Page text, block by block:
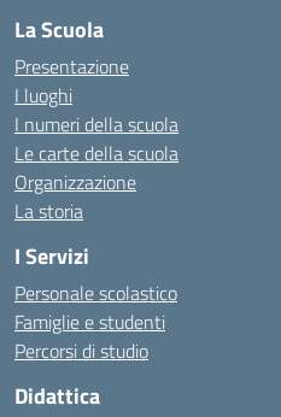
La Scuola
Presentazione
I luoghi
I numeri della scuola
Le carte della scuola
Organizzazione
La storia
I Servizi
Personale scolastico
Famiglie e studenti
Percorsi di studio
Didattica